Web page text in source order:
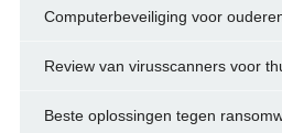
Computerbeveiliging voor
Review van virusscanners voor
Beste oplossingen tegen